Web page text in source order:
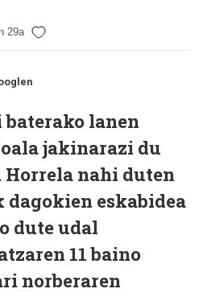
29a
baterako lanen
jakinarazi du
Horrela nahi duten
dagokien eskabidea
dute udal
11 baino
norberaren